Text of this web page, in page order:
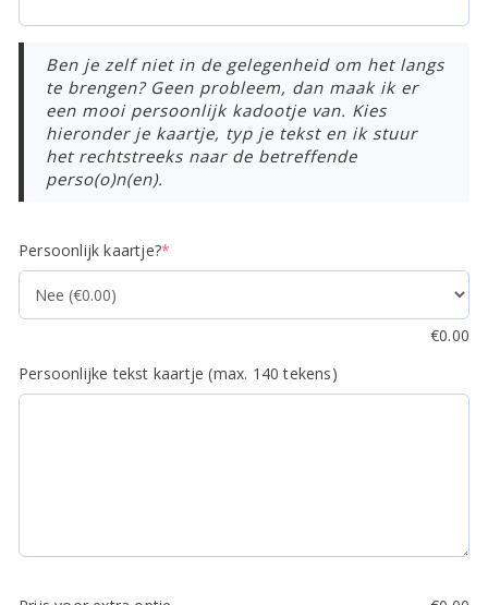
Ben je zelf niet in de gelegenheid om het langs
te brengen? Geen probleem, dan maak ik er
een mooi persoonlijk kadootje van. Kies
hieronder je kaartje, typ je tekst en ik stuur
het rechtstreeks naar de betreffende
perso(o)n(en).
Persoonlijk kaartje?*
€0.00
Persoonlijke tekst kaartje (max. 140 tekens)